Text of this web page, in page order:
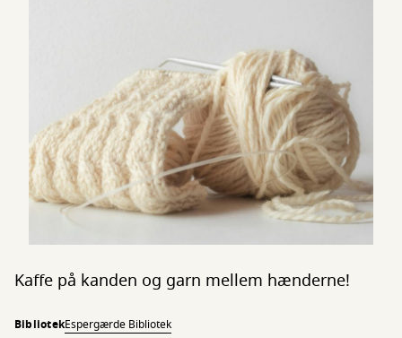
Kaffe på kanden og garn mellem hænderne!
BibliotekEspergærde Bibliotek